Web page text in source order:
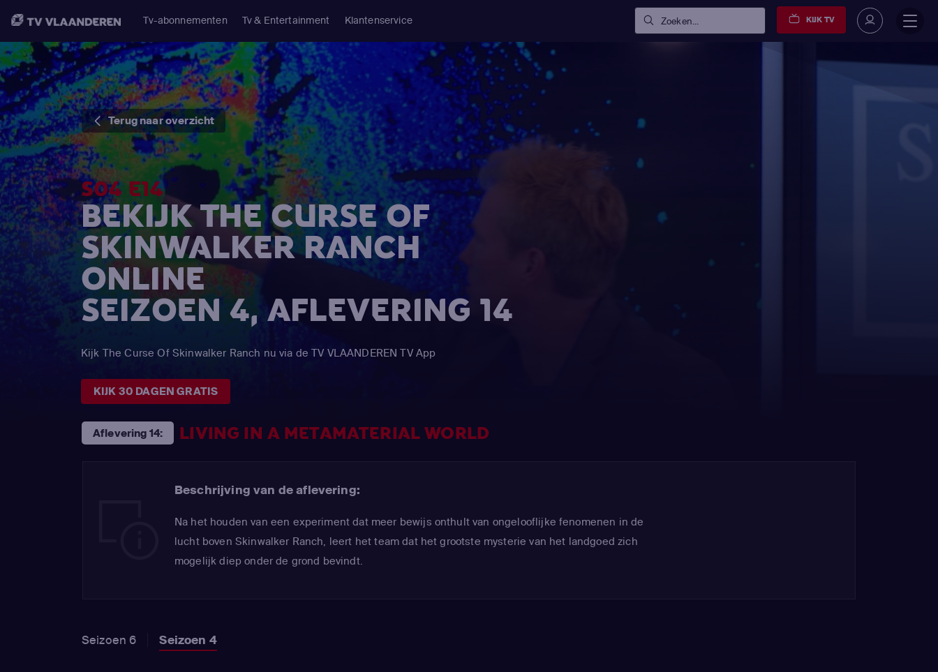
Tv-abonnementen Tv & Entertainment Klantenservice Zoeken... KIJK TV
Terug naar overzicht
S04 E14
BEKIJK THE CURSE OF
SKINWALKER RANCH
ONLINE
SEIZOEN 4, AFLEVERING 14
Kijk The Curse Of Skinwalker Ranch nu via de TV VLAANDEREN TV App
KIJK 30 DAGEN GRATIS
Aflevering 14: LIVING IN A METAMATERIAL WORLD
Beschrijving van de aflevering:
Na het houden van een experiment dat meer bewijs onthult van ongelooflijke fenomenen in de
lucht boven Skinwalker Ranch, leert het team dat het grootste mysterie van het landgoed zich
mogelijk diep onder de grond bevindt.
Seizoen 6 Seizoen 4